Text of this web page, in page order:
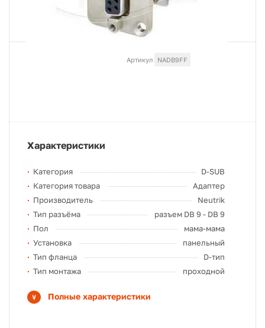
Артикул NADB9FF
Характеристики
Категория
D-SUB
Категория товара
Адаптер
Производитель
Neutrik
Тип разъёма
разъем DB 9 - DB 9
Пол
мама-мама
Установка
панельный
Тип фланца
D-тип
Тип монтажа
проходной
Полные характеристики